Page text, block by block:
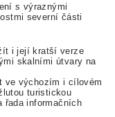
s výraznými
severní části
i její kratší verze
skalními útvary na
ve výchozím i cílovém
turistickou
řada informačních